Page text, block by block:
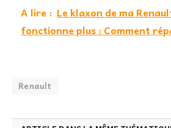
A lire : Le klaxon de ma
fonctionne plus : Comment
Renault